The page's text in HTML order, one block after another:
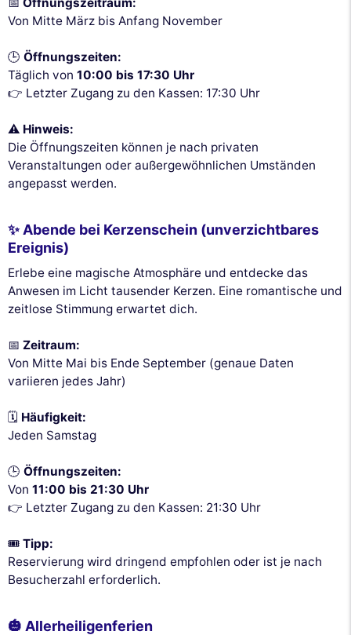
Von Mitte März bis Anfang November
🕒 Öffnungszeiten:
Täglich von 10:00 bis 17:30 Uhr
👉 Letzter Zugang zu den Kassen: 17:30 Uhr
⚠️ Hinweis:
Die Öffnungszeiten können je nach privaten
Veranstaltungen oder außergewöhnlichen Umständen
angepasst werden.
✨ Abende bei Kerzenschein (unverzichtbares
Ereignis)
Erlebe eine magische Atmosphäre und entdecke das
Anwesen im Licht tausender Kerzen. Eine romantische und
zeitlose Stimmung erwartet dich.
📅 Zeitraum:
Von Mitte Mai bis Ende September (genaue Daten
variieren jedes Jahr)
🗓️ Häufigkeit:
Jeden Samstag
🕒 Öffnungszeiten:
Von 11:00 bis 21:30 Uhr
👉 Letzter Zugang zu den Kassen: 21:30 Uhr
🎟️ Tipp:
Reservierung wird dringend empfohlen oder ist je nach
Besucherzahl erforderlich.
🎃 Allerheiligenferien